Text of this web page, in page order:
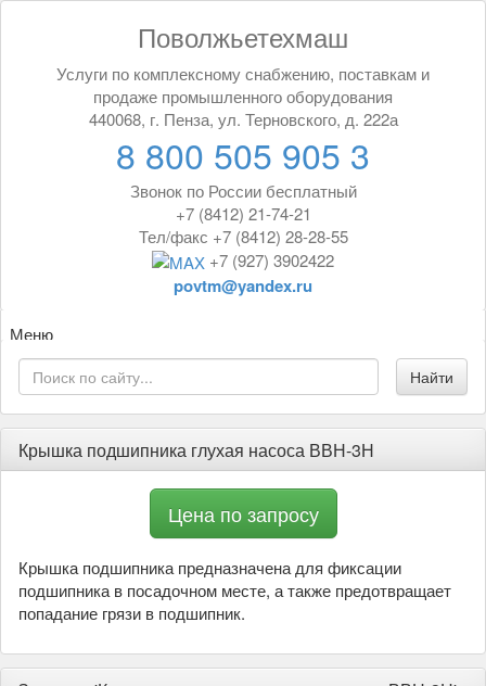
Поволжьетехмаш
Услуги по комплексному снабжению, поставкам и
продаже промышленного оборудования
440068, г. Пенза, ул. Терновского, д. 222а
8 800 505 905 3
Звонок по России бесплатный
+7 (8412) 21-74-21
Тел/факс +7 (8412) 28-28-55
+7 (927) 3902422
povtm@yandex.ru
Меню
Крышка подшипника глухая насоса ВВН-3Н
Цена по запросу
Крышка подшипника предназначена для фиксации
подшипника в посадочном месте, а также предотвращает
попадание грязи в подшипник.